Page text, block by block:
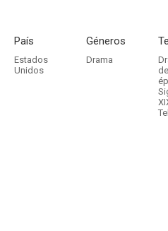
País
Estados
Unidos
Géneros
Drama
de